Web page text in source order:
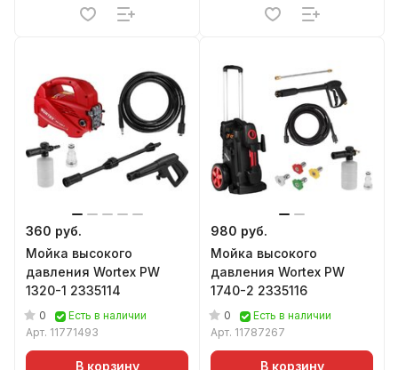
360 руб.
Мойка высокого
давления Wortex PW
1320-1 2335114
0
Есть в наличии
Арт. 11771493
В корзину
980 руб.
Мойка высокого
давления Wortex PW
1740-2 2335116
0
Есть в наличии
Арт. 11787267
В корзину